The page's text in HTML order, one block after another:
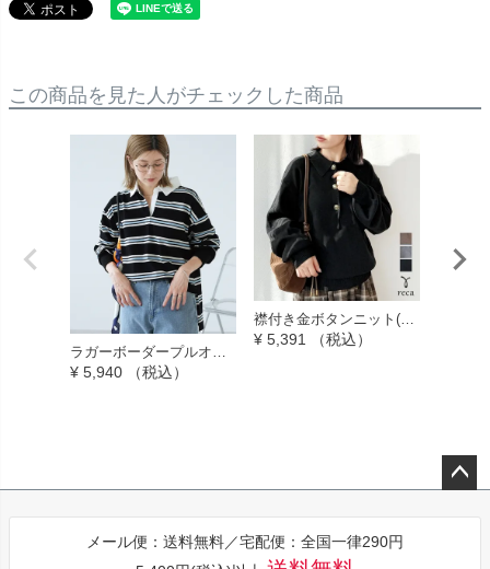
この商品を見た人がチェックした商品
ラガーボーダープルオー
バー(day256306) メール
¥ 5,940 （税込）
襟付き金ボタンニット(zn
32818) 宅配便発送
¥ 5,391 （税込）
メール便：送料無料／宅配便：全国一律290円